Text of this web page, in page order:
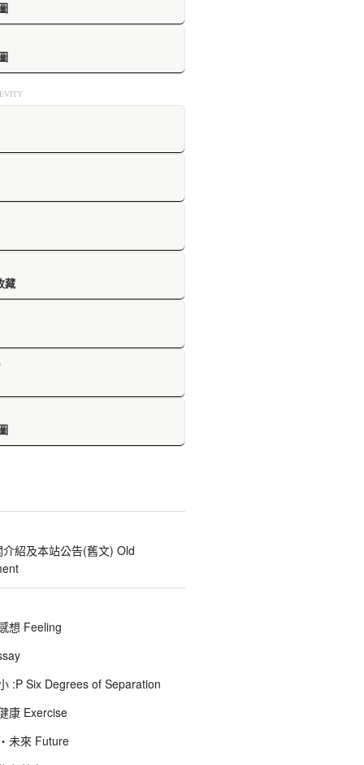
藏
紹及本站公告(舊文) Old
想 Feeling
:P Six Degrees of Separation
康 Exercise
未來 Future